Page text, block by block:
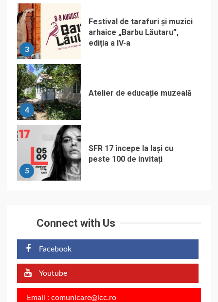
3
Festival de tarafuri și muzici
arhaice „Barbu Lăutaru”,
ediția a IV-a
4
Atelier de educație muzeală
5
SFR 17 începe la Iași cu
peste 100 de invitați
Connect with Us
Facebook
Youtube
Email : comunicare@icc.ro